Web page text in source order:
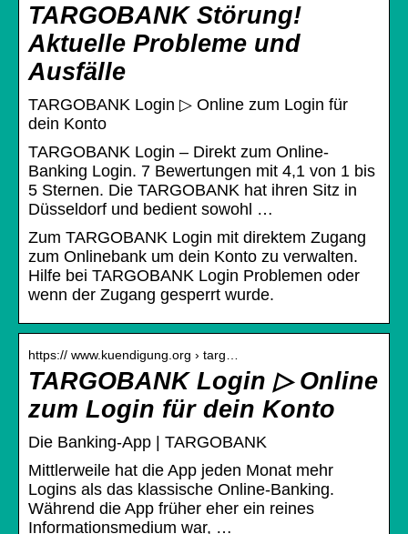
TARGOBANK Störung!
Aktuelle Probleme und
Ausfälle
TARGOBANK Login ▷ Online zum Login für
dein Konto
TARGOBANK Login – Direkt zum Online-
Banking Login. 7 Bewertungen mit 4,1 von 1 bis
5 Sternen. Die TARGOBANK hat ihren Sitz in
Düsseldorf und bedient sowohl …
Zum TARGOBANK Login mit direktem Zugang
zum Onlinebank um dein Konto zu verwalten.
Hilfe bei TARGOBANK Login Problemen oder
wenn der Zugang gesperrt wurde.
https:// www.kuendigung.org › targ…
TARGOBANK Login ▷ Online
zum Login für dein Konto
Die Banking-App | TARGOBANK
Mittlerweile hat die App jeden Monat mehr
Logins als das klassische Online-Banking.
Während die App früher eher ein reines
Informationsmedium war, …